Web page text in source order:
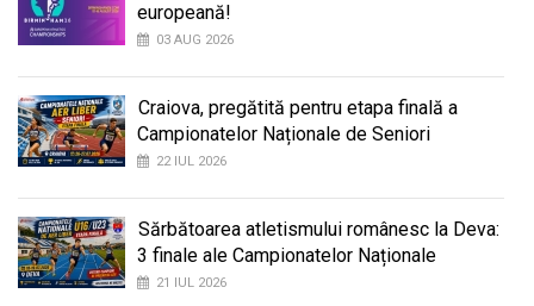
europeană!
03 AUG 2026
Craiova, pregătită pentru etapa finală a
Campionatelor Naționale de Seniori
22 IUL 2026
Sărbătoarea atletismului românesc la Deva:
3 finale ale Campionatelor Naționale
21 IUL 2026